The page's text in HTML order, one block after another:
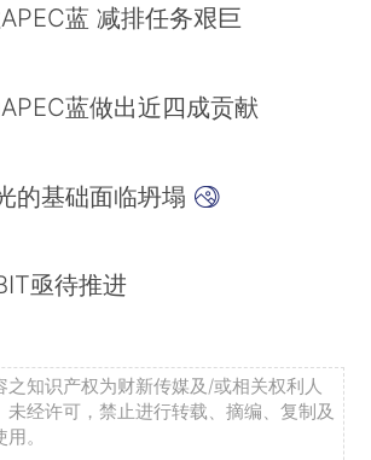
蓝 减排任务艰巨
蓝做出近四成贡献
的基础面临坍塌
亟待推进
之知识产权为财新传媒及/或相关权利人
未经许可，禁止进行转载、摘编、复制及
。